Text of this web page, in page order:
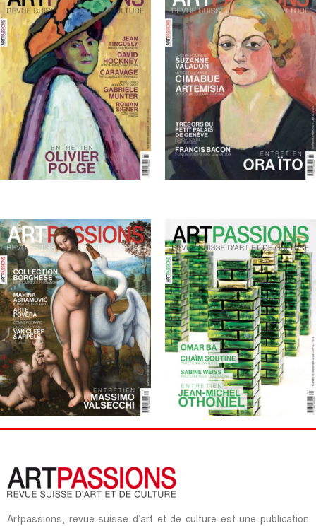
Artpassions, revue suisse d’art et de culture est une publication